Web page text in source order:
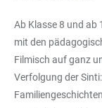
Ab Klasse 8 und
mit den
Filmisch auf ganz
Verfolgung der